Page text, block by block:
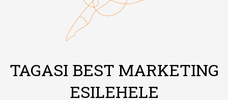
TAGASI BEST MARKETING
ESILEHELE